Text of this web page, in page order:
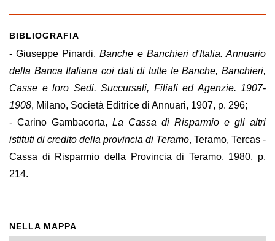
BIBLIOGRAFIA
- Giuseppe Pinardi,Banche e Banchieri d'Italia. Annuario
della Banca Italiana coi dati di tutte le Banche, Banchieri,
Casse e loro Sedi. Succursali, Filiali ed Agenzie. 1907-
1908, Milano, Società Editrice di Annuari, 1907, p. 296;
- Carino Gambacorta, La Cassa di Risparmio e gli altri
istituti di credito della provincia di Teramo, Teramo, Tercas -
Cassa di Risparmio della Provincia di Teramo, 1980, p.
214.
NELLA MAPPA